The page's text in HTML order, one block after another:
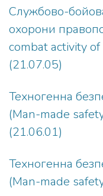
Службово-
охорони
combat activity
(21.07.05)
Техногенна
(Man-made
(21.06.01)
Техногенна
(Man-made